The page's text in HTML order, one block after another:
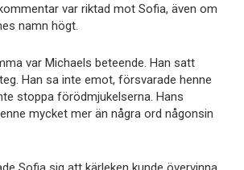
var riktad mot Sofia, även om
namn högt.
var Michaels beteende. Han satt
Han sa inte emot, försvarade henne
stoppa förödmjukelserna. Hans
mycket mer än några ord någonsin